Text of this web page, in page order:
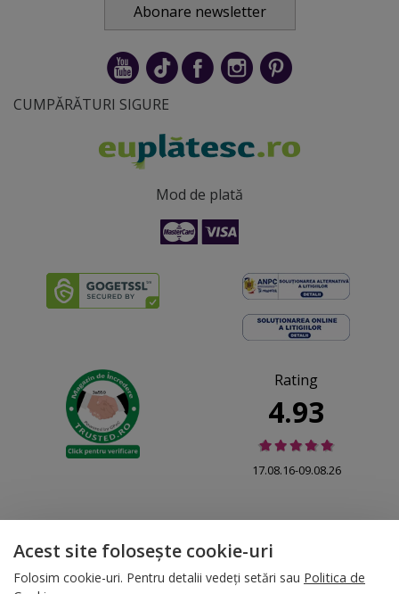
Abonare newsletter
CUMPĂRĂTURI SIGURE
Mod de plată
Rating
4.93
17.08.16-09.08.26
© 2026 Folina.ro | All Rights Reserved. Folina.ro |Designed by Artvertising
Gestionează preferințe cookies
Acest site folosește cookie-uri
Folosim cookie-uri. Pentru detalii vedeți setări sau Politica de